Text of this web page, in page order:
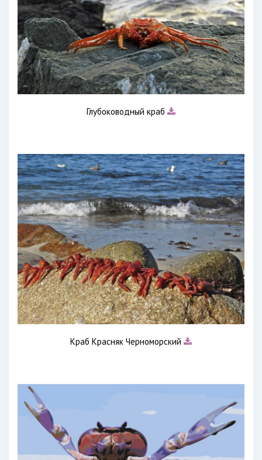
Глубоководный краб
Краб Красняк Черноморский